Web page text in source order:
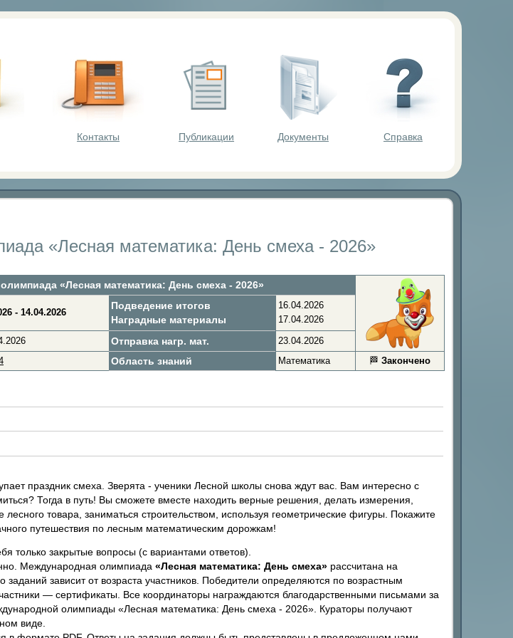
Контакты Публикации Документы Справка
«Лесная математика: День смеха - 2026»
«Лесная математика: День смеха - 2026»
- 14.04.2026
Подведение итогов
Наградные материалы
16.04.2026
17.04.2026
Отправка нагр. мат. 23.04.2026
Область знаний Математика 🏁 Закончено
праздник смеха. Зверята - ученики Лесной школы снова ждут вас. Вам интересно с
Тогда в путь! Вы сможете вместе находить верные решения, делать измерения,
товара, заниматься строительством, используя геометрические фигуры. Покажите
путешествия по лесным математическим дорожкам!
только закрытые вопросы (с вариантами ответов).
Международная олимпиада «Лесная математика: День смеха» рассчитана на
заданий зависит от возраста участников. Победители определяются по возрастным
— сертификаты. Все координаторы награждаются благодарственными письмами за
олимпиады «Лесная математика: День смеха - 2026». Кураторы получают
виде.